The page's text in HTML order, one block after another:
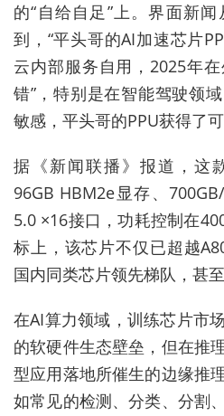
的“自给自足”上。界面新
到，“平头哥的AI加速芯片
云内部服务自用，2025年
错”，特别是在智能驾驶领
敏感，平头哥的PPU获得了可
据《新闻联播》报道，这
96GB HBM2e显存、
5.0 ×16接口，功耗控制在
标上，该芯片不仅已超越
国内同类芯片领先梯队，甚
在AI算力领域，训练芯片市
的软硬件生态壁垒，但在推
型应用落地所催生的边缘推
如常见的检测、分类、分割